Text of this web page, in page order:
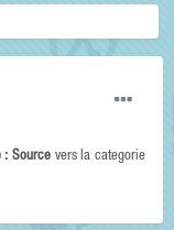
: Sourcevers la categorie